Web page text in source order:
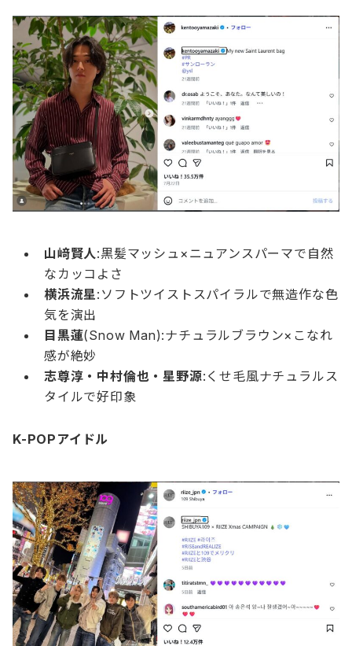
山﨑賢人:黒髪マッシュ×ニュアンスパーマで自然
なカッコよさ
横浜流星 :ソフトツイストスパイラルで無造作な色
気を演出
目黒蓮(Snow Man):ナチュラルブラウン×こなれ
感が絶妙
志尊淳・中村倫也・星野源:くせ毛風ナチュラルス
タイルで好印象
K-POPアイドル